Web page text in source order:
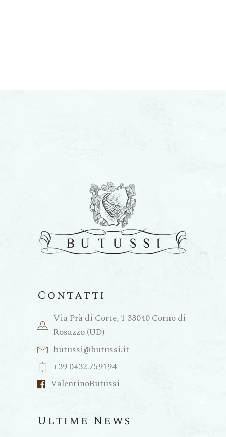
Contatti
Via Prà di Corte, 1 33040 Corno di
Rosazzo (UD)
butussi@butussi.it
+39 0432.759194
ValentinoButussi
Ultime News